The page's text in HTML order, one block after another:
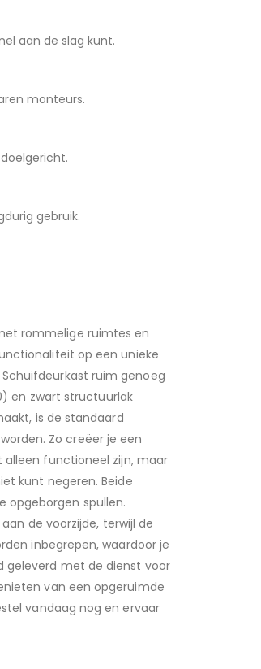
aan de slag kunt.
monteurs.
gebruik.
rommelige ruimtes en
op een unieke
ruim genoeg
en zwart structuurlak
is de standaard
Zo creëer je een
alleen functioneel zijn, maar
kunt negeren. Beide
opgeborgen spullen.
de voorzijde, terwijl de
inbegrepen, waardoor je
geleverd met de dienst voor
van een opgeruimde
vandaag nog en ervaar